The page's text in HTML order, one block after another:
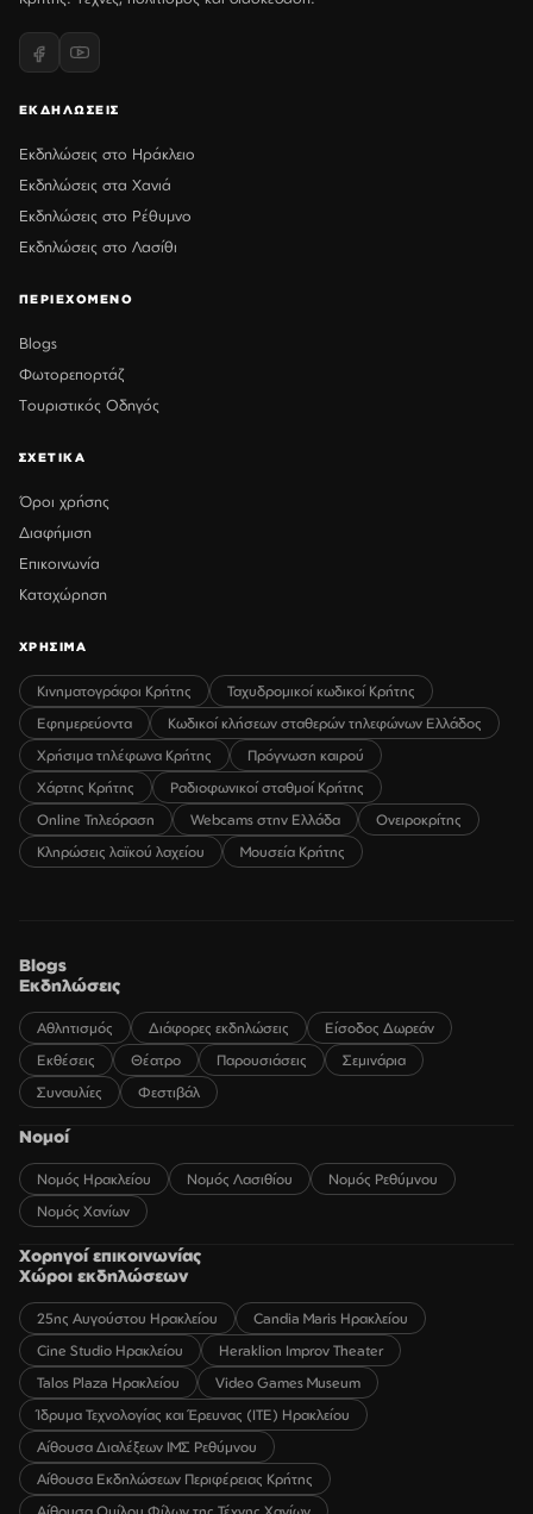
ΕΚΔΗΛΩΣΕΙΣ
Εκδηλώσεις στο Ηράκλειο
Εκδηλώσεις στα Χανιά
Εκδηλώσεις στο Ρέθυμνο
Εκδηλώσεις στο Λασίθι
ΠΕΡΙΕΧΟΜΕΝΟ
Blogs
Φωτορεπορτάζ
Τουριστικός Οδηγός
ΣΧΕΤΙΚΑ
Όροι χρήσης
Διαφήμιση
Επικοινωνία
Καταχώρηση
ΧΡΗΣΙΜΑ
Κινηματογράφοι Κρήτης
Ταχυδρομικοί κωδικοί Κρήτης
Εφημερεύοντα
Κωδικοί κλήσεων σταθερών τηλεφώνων Ελλάδος
Χρήσιμα τηλέφωνα Κρήτης
Πρόγνωση καιρού
Χάρτης Κρήτης
Ραδιοφωνικοί σταθμοί Κρήτης
Online Τηλεόραση
Webcams στην Ελλάδα
Ονειροκρίτης
Κληρώσεις λαϊκού λαχείου
Μουσεία Κρήτης
Blogs
Εκδηλώσεις
Αθλητισμός Διάφορες εκδηλώσεις
Είσοδος Δωρεάν
Εκθέσεις
Θέατρο Παρουσιάσεις
Σεμινάρια
Συναυλίες
Φεστιβάλ
Νομοί
Νομός Ηρακλείου Νομός Λασιθίου
Νομός Ρεθύμνου
Νομός Χανίων
Χορηγοί επικοινωνίας
Χώροι εκδηλώσεων
25ης Αυγούστου Ηρακλείου
Candia Maris Ηρακλείου
Cine Studio Ηρακλείου
Heraklion Improv Theater
Talos Plaza Ηρακλείου
Video Games Museum
Ίδρυμα Τεχνολογίας και Έρευνας (ΙΤΕ) Ηρακλείου
Αίθουσα Διαλέξεων ΙΜΣ Ρεθύμνου
Αίθουσα Εκδηλώσεων Περιφέρειας Κρήτης